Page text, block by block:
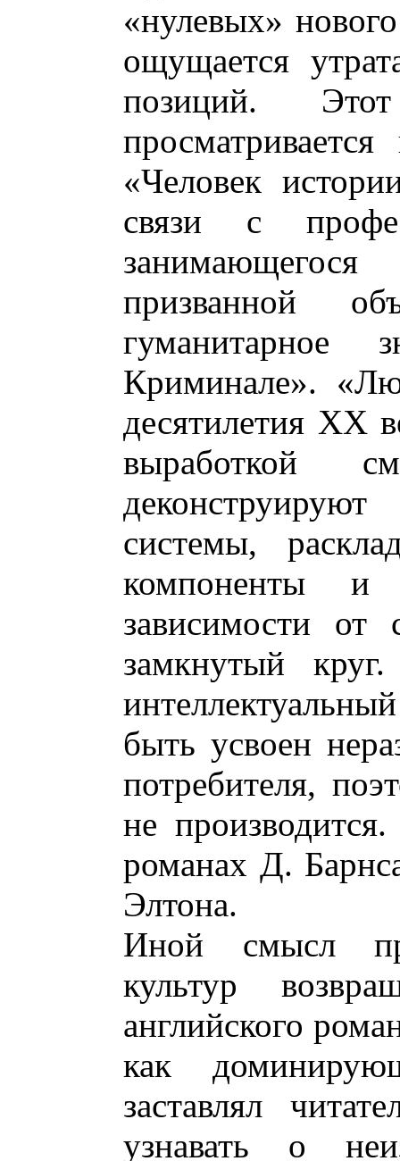
«нулевых»
ощущается
позиций.
«Человек
связи с
призванной
гуманитарное
Криминале».
десятилетия ХХ
выработкой
системы,
компоненты
зависимости от
замкнутый
быть усвоен
потребителя,
не
романах Д.
Элтона.
Иной смысл
культур
английского
как
заставлял
узнавать о